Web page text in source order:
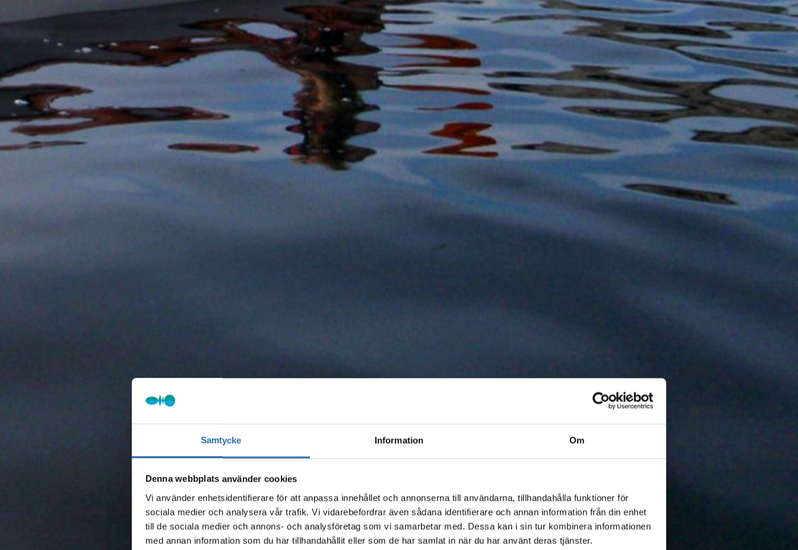
Samtycke Information Om
Denna webbplats använder cookies
Vi använder enhetsidentifierare för att anpassa innehållet och annonserna till användarna, tillhandahålla funktioner för
sociala medier och analysera vår trafik. Vi vidarebefordrar även sådana identifierare och annan information från din enhet
till de sociala medier och annons- och analysföretag som vi samarbetar med. Dessa kan i sin tur kombinera informationen
med annan information som du har tillhandahållit eller som de har samlat in när du har använt deras tjänster.